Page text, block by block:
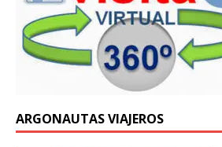
ARGONAUTAS VIAJEROS